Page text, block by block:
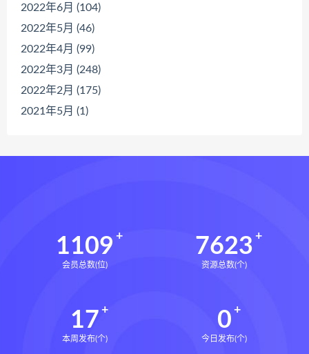
2022年6月 (104)
2022年5月 (46)
2022年4月 (99)
2022年3月 (248)
2022年2月 (175)
2021年5月 (1)
1109
会员总数(位)
7623
资源总数(个)
17
本周发布(个)
0
今日发布(个)